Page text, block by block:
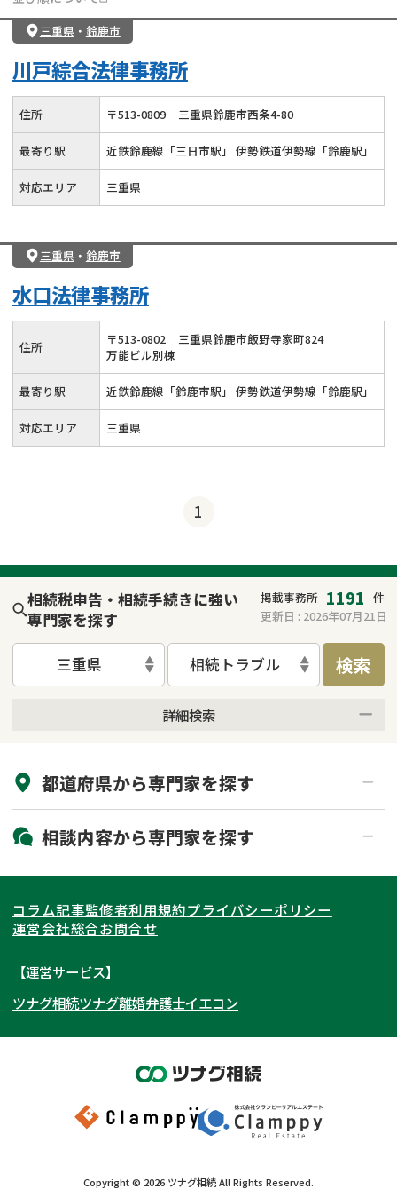
三重県 ・ 鈴鹿市
川戸綜合法律事務所
住所 〒513-0809 三重県鈴鹿市西条4-80
最寄り駅 近鉄鈴鹿線「三日市駅」 伊勢鉄道伊勢線「鈴鹿駅」
対応エリア 三重県
三重県 ・ 鈴鹿市
水口法律事務所
住所 〒513-0802
三重県鈴鹿市飯野寺家町824
万能ビル別棟
最寄り駅 近鉄鈴鹿線「鈴鹿市駅」 伊勢鉄道伊勢線「鈴鹿駅」
対応エリア 三重県
1
相続税申告・相続手続きに強い
専門家を探す
掲載事務所 1191 件
更新日 : 2026年07月21日
三重県 相続トラブル 検索
詳細検索
初回相談無料
土日祝の相談可能
都道府県から専門家を探す
北海道・東北
北海道 青森県
岩手県 宮城県
秋田県
福島県
関東
東京都 神奈川県
埼玉県
茨城県 群馬県
東海
愛知県
岐阜県 山梨県
関西
大阪府 京都府
奈良県
和歌山県
北陸・甲信越
石川県
富山県
岡山県
九州・沖縄
相談内容から専門家を探す
相続登記
遺産分割
相続手続き
家族信託
成年後見・任意後見
相続財産調査
不動産評価(相続不動産)
相続トラブル
コラム記事監修者利用規約プライバシーポリシー
運営会社総合お問合せ
【運営サービス】
ツナグ相続ツナグ離婚弁護士イエコン
Copyright © 2026 ツナグ相続All Rights Reserved.